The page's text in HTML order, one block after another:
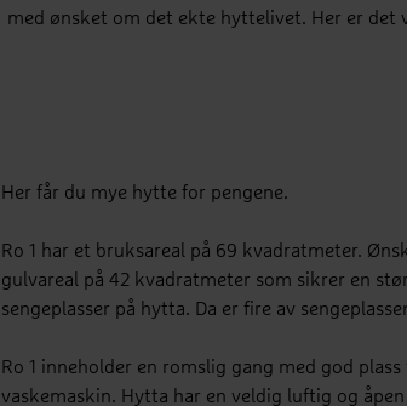
med ønsket om det ekte hyttelivet. Her er
Her får du mye hytte for pengene.
Ro 1 har et bruksareal på 69 kvadratmeter.
gulvareal på 42 kvadratmeter som sikrer en
sengeplasser på hytta. Da er fire av
Ro 1 inneholder en romslig gang med god
vaskemaskin. Hytta har en veldig luftig og